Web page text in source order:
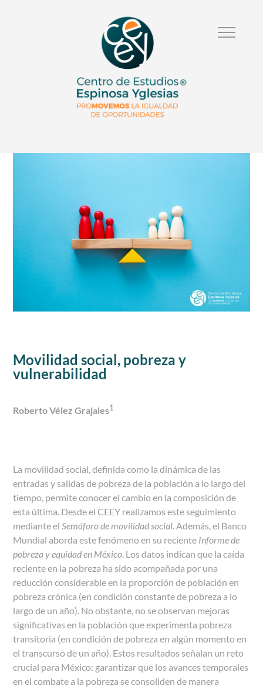
Movilidad social, pobreza y
vulnerabilidad
Roberto Vélez Grajales1
La movilidad social, definida como la dinámica de las
entradas y salidas de pobreza de la población a lo largo del
tiempo, permite conocer el cambio en la composición de
esta última. Desde el CEEY realizamos este seguimiento
mediante elSemáforo de movilidad social. Además, el Banco
Mundial aborda este fenómeno en su reciente Informe de
pobreza y equidad en México. Los datos indican que la caída
reciente en la pobreza ha sido acompañada por una
reducción considerable en la proporción de población en
pobreza crónica (en condición constante de pobreza a lo
largo de un año). No obstante, no se observan mejoras
significativas en la población que experimenta pobreza
transitoria (en condición de pobreza en algún momento en
el transcurso de un año). Estos resultados señalan un reto
crucial para México: garantizar que los avances temporales
en el combate a la pobreza se consoliden de manera